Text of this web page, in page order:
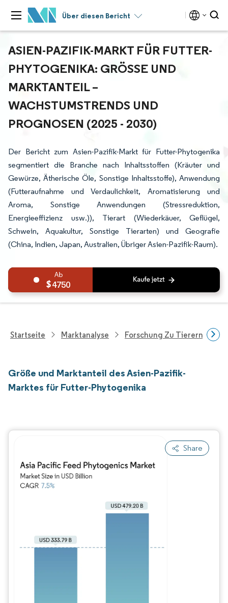
Über diesen Bericht
ASIEN-PAZIFIK-MARKT FÜR FUTTER-
PHYTOGENIKA: GRÖSSE UND M
ARKTANTEIL – W
ACHSTUMSTRENDS UND P
ROGNOSEN (2025 - 2030)
Der Bericht zum Asien-Pazifik-Markt für Futter-Phytogenika
segmentiert die Branche nach Inhaltsstoffen (Kräuter und
Gewürze, Ätherische Öle, Sonstige Inhaltsstoffe), Anwendung
(Futteraufnahme und Verdaulichkeit, Aromatisierung und
Aroma, Sonstige Anwendungen (Stressreduktion,
Energieeffizienz usw.)), Tierart (Wiederkäuer, Geflügel,
Schwein, Aquakultur, Sonstige Tierarten) und Geografie
(China, Indien, Japan, Australien, Übriger Asien-Pazifik-Raum).
4750
Startseite Marktanalyse Forschung Zu
Größe und Marktanteil des Asien-Pazifik-
Marktes für Futter-Phytogenika
Share